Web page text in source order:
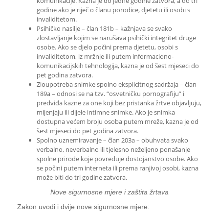
godine ako je riječ o članu porodice, djetetu ili osobi s
invaliditetom.
Psihičko nasilje – član 181b – kažnjava se svako
zlostavljanje kojim se narušava psihički integritet druge
osobe. Ako se djelo počini prema djetetu, osobi s
invaliditetom, iz mržnje ili putem informaciono-
komunikacijskih tehnologija, kazna je od šest mjeseci do
pet godina zatvora.
Zloupotreba snimke spolno eksplicitnog sadržaja – član
189a – odnosi se na tzv. “osvetničku pornografiju” i
predviđa kazne za one koji bez pristanka žrtve objavljuju,
mijenjaju ili dijele intimne snimke. Ako je snimka
dostupna većem broju osoba putem mreže, kazna je od
šest mjeseci do pet godina zatvora.
Spolno uznemiravanje – član 203a – obuhvata svako
verbalno, neverbalno ili tjelesno neželjeno ponašanje
spolne prirode koje povređuje dostojanstvo osobe. Ako
se počini putem interneta ili prema ranjivoj osobi, kazna
može biti do tri godine zatvora.
Nove sigurnosne mjere i zaštita žrtava
Zakon uvodi i dvije nove sigurnosne mjere: